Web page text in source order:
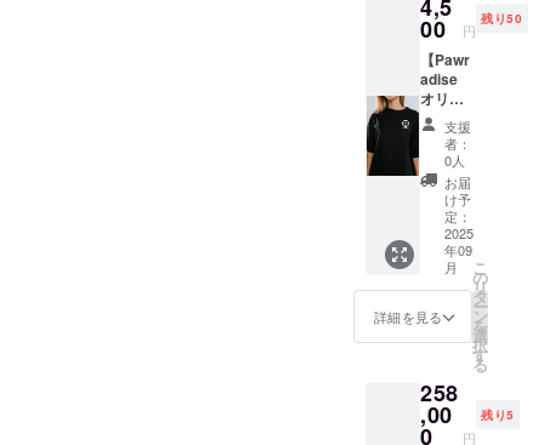
S、M、
L、XL
・カ
ラー展
開：白
4,5
00 円
残り50
【Pawr
adise
オリジ
ナルブ
ランドT
シャ
ツ】
”Pawra
dise”ロ
ゴをデ
ザイン
したT
シャツ
を提供
しま
す。 ・
展開：
S、M、
L、XL
支援
者：
0人
お届
け予
定：
2025
年09
月
詳細を見る
こ
の
リ
タ
ー
ン
を
選
択
す
る
258
,00
0 円
残り5